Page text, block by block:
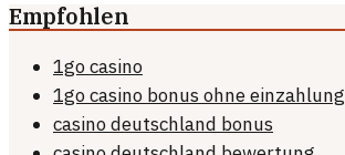
Empfohlen
1go casino
1go casino bonus ohne einzahlung
casino deutschland bonus